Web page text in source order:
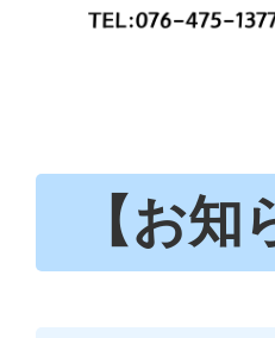
【お知